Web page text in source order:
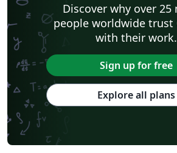
Discover why over
people worldwide trust
with their work.
Sign up for free
Explore all plans